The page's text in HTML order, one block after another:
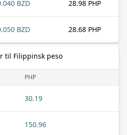
BZD 28.98 PHP
BZD 28.68 PHP
til Filippinsk peso
PHP
30.19
150.96